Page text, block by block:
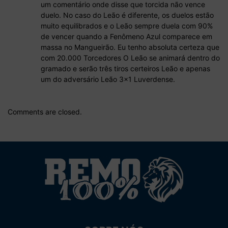
um comentário onde disse que torcida não vence
duelo. No caso do Leão é diferente, os duelos estão
muito equilibrados e o Leão sempre duela com 90%
de vencer quando a Fenômeno Azul comparece em
massa no Mangueirão. Eu tenho absoluta certeza que
com 20.000 Torcedores O Leão se animará dentro do
gramado e serão três tiros certeiros Leão e apenas
um do adversário Leão 3×1 Luverdense.
Comments are closed.